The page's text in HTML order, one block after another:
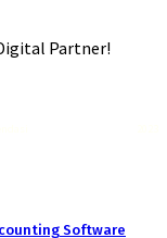
Partner!
Software